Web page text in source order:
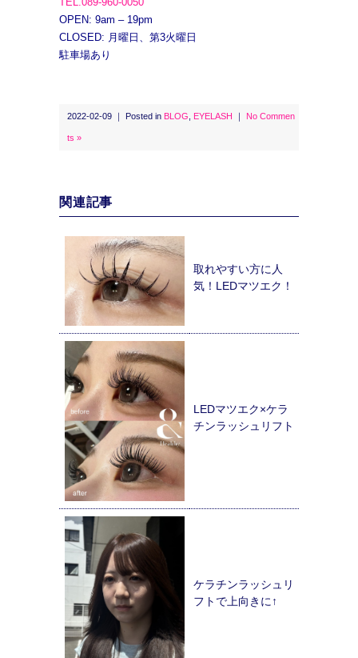
OPEN: 9am – 19pm
CLOSED: 月曜日、第3火曜日
駐車場あり
2022-02-09 ｜ Posted in BLOG EYELASH ｜ No Commen
ts »
関連記事
取れやすい方に人
気！LEDマツエク！
LEDマツエク×ケラ
チンラッシュリフト
ケラチンラッシュリ
フトで上向きに↑